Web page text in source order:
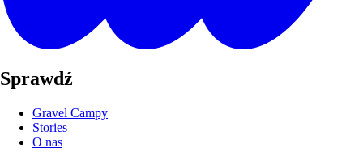
Sprawdź
Gravel Campy
Stories
O nas